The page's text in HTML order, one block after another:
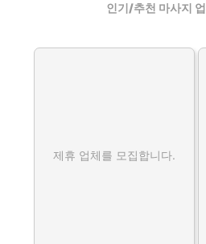
인기/추천 마사지
제휴 업체를 모집합니다.